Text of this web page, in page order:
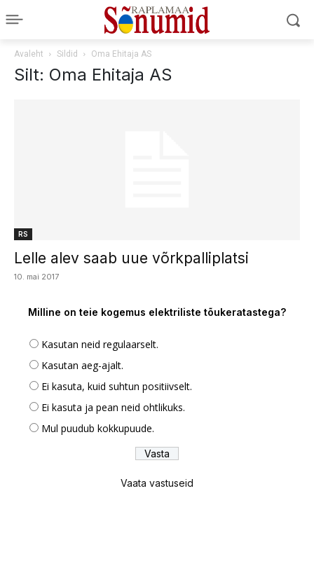
Avaleht Sildid Oma Ehitaja AS
Silt: Oma Ehitaja AS
RS
Lelle alev saab uue võrkpalliplatsi
10. mai 2017
Milline on teie kogemus elektriliste tõukeratastega?
Kasutan neid regulaarselt.
Kasutan aeg-ajalt.
Ei kasuta, kuid suhtun positiivselt.
Ei kasuta ja pean neid ohtlikuks.
Mul puudub kokkupuude.
Vaata vastuseid